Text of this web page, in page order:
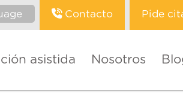
Pide
Contacto
asistida Nosotros